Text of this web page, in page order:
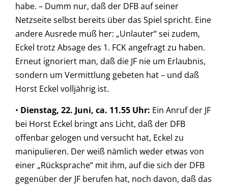
habe. – Dumm nur, daß der DFB auf seiner
Netzseite selbst bereits über das Spiel spricht. Eine
andere Ausrede muß her: „Unlauter“ sei zudem,
Eckel trotz Absage des 1. FCK angefragt zu haben.
Erneut ignoriert man, daß die JF nie um Erlaubnis,
sondern um Vermittlung gebeten hat – und daß
Horst Eckel volljährig ist.
• Dienstag, 22. Juni, ca. 11.55 Uhr: Ein Anruf der JF
bei Horst Eckel bringt ans Licht, daß der DFB
offenbar gelogen und versucht hat, Eckel zu
manipulieren. Der weiß nämlich weder etwas von
einer „Rücksprache“ mit ihm, auf die sich der DFB
gegenüber der JF berufen hat, noch davon, daß das